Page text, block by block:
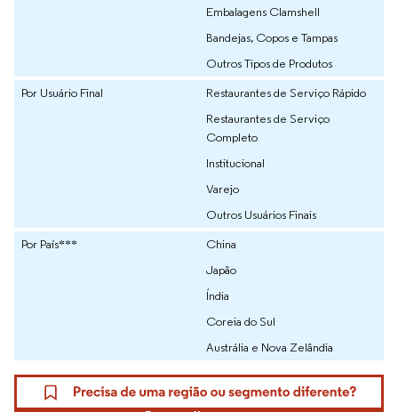
Embalagens Clamshell
Bandejas, Copos e Tampas
Outros Tipos de Produtos
Por Usuário Final
Restaurantes de Serviço Rápido
Restaurantes de Serviço
Completo
Institucional
Varejo
Outros Usuários Finais
Por País***
China
Japão
Índia
Coreia do Sul
Austrália e Nova Zelândia